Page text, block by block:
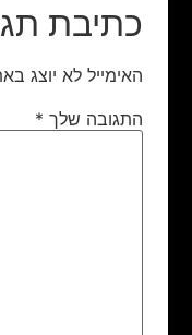
כתיבת
האימייל לא יוצג
התגובה שלך *